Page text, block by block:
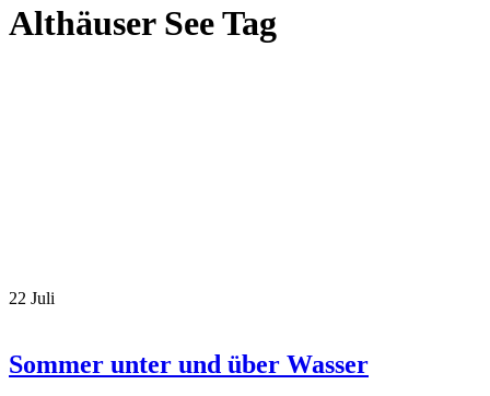
Althäuser See Tag
22 Juli
Sommer unter und über Wasser